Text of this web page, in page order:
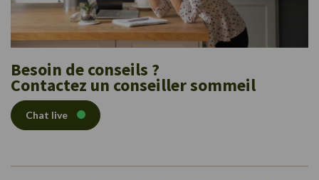
Besoin de conseils ?
Contactez un conseiller sommeil
Chat live